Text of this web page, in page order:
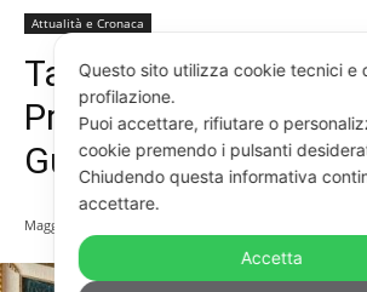
Attualità e Cronaca
Taormina, firmato un
Protocollo d’Intesa
Guide Turistiche e il
Maggio 18, 2026
Questo sito utilizza cookie tecnici e
profilazione.
Puoi accettare, rifiutare o
cookie premendo i pulsanti
Chiudendo questa informativa
accettare.
Accetta